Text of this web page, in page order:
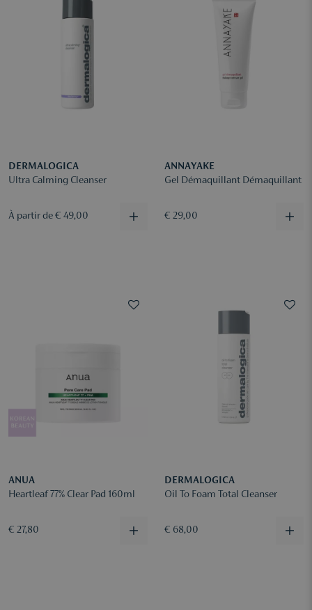
DERMALOGICA
Ultra Calming Cleanser
À partir de € 49,00
ANNAYAKE
Gel Démaquillant Démaquillant
€ 29,00
ANUA
Heartleaf 77% Clear Pad 160ml
€ 27,80
DERMALOGICA
Oil To Foam Total Cleanser
€ 68,00